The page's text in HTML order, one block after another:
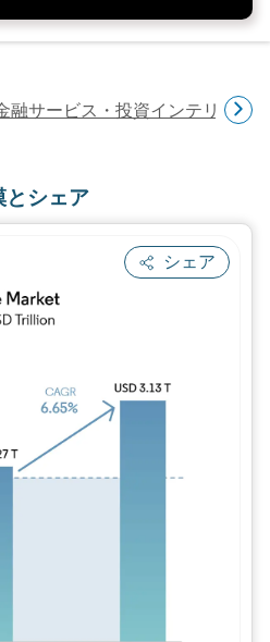
融サービス・投資インテリジェ
とシェア
シェア